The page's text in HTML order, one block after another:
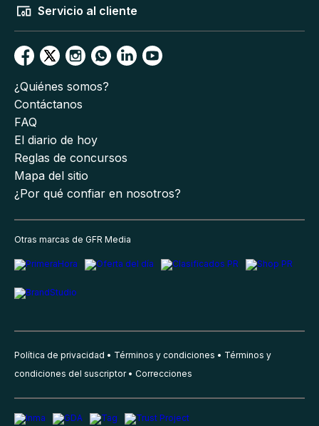
Servicio al cliente
¿Quiénes somos?
Contáctanos
FAQ
El diario de hoy
Reglas de concursos
Mapa del sitio
¿Por qué confiar en nosotros?
Otras marcas de GFR Media
Política de privacidad Términos y condiciones
Términos y
condiciones del suscriptor
Correcciones